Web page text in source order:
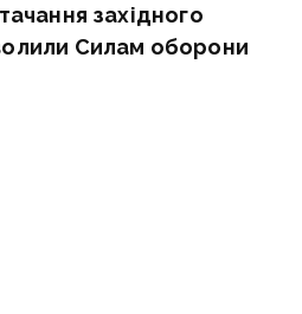
західного
Силам оборони